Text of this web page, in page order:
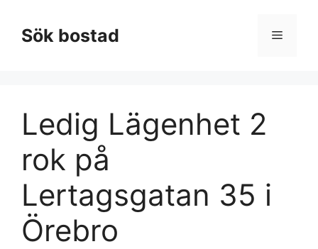
innehållSök bostad Meny
Ledig Lägenhet 2
rok på
Lertagsgatan 35 i
Örebro